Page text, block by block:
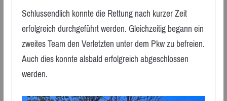
Schlussendlich konnte die Rettung nach kurzer Zeit
erfolgreich durchgeführt werden. Gleichzeitig begann ein
zweites Team den Verletzten unter dem Pkw zu befreien.
Auch dies konnte alsbald erfolgreich abgeschlossen
werden.